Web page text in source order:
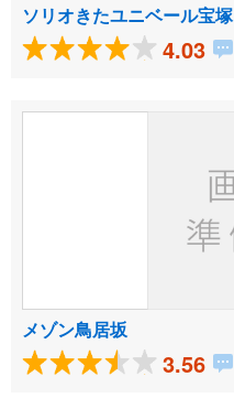
ソリオきたユニベール宝塚
4.03
メゾン鳥居坂
3.56